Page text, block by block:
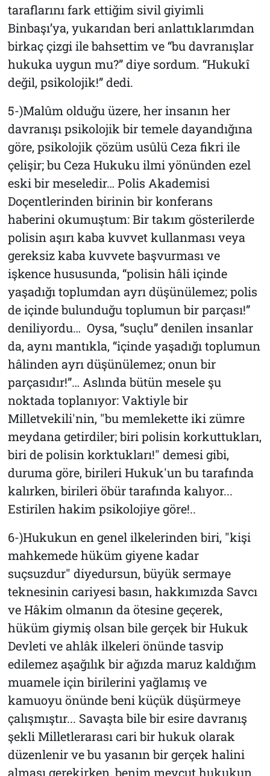
taraflarını fark ettiğim sivil giyimli
Binbaşı’ya, yukarıdan beri anlattıklarımdan
birkaç çizgi ile bahsettim ve “bu davranışlar
hukuka uygun mu?” diye sordum. “Hukukî
değil, psikolojik!” dedi.
5-)Malûm olduğu üzere, her insanın her
davranışı psikolojik bir temele dayandığına
göre, psikolojik çözüm usûlü Ceza fikri ile
çelişir; bu Ceza Hukuku ilmi yönünden ezel
eski bir meseledir… Polis Akademisi
Doçentlerinden birinin bir konferans
haberini okumuştum: Bir takım gösterilerde
polisin aşırı kaba kuvvet kullanması veya
gereksiz kaba kuvvete başvurması ve
işkence hususunda, “polisin hâli içinde
yaşadığı toplumdan ayrı düşünülemez; polis
de içinde bulunduğu toplumun bir parçası!”
deniliyordu… Oysa, “suçlu” denilen insanlar
da, aynı mantıkla, “içinde yaşadığı toplumun
hâlinden ayrı düşünülemez; onun bir
parçasıdır!”… Aslında bütün mesele şu
noktada toplanıyor: Vaktiyle bir
Milletvekili'nin, "bu memlekette iki zümre
meydana getirdiler; biri polisin korkuttukları,
biri de polisin korktukları!" demesi gibi,
duruma göre, birileri Hukuk'un bu tarafında
kalırken, birileri öbür tarafında kalıyor...
Estirilen hakim psikolojiye göre!..
6-)Hukukun en genel ilkelerinden biri, "kişi
mahkemede hüküm giyene kadar
suçsuzdur" diyedursun, büyük sermaye
teknesinin cariyesi basın, hakkımızda Savcı
ve Hâkim olmanın da ötesine geçerek,
hüküm giymiş olsan bile gerçek bir Hukuk
Devleti ve ahlâk ilkeleri önünde tasvip
edilemez aşağılık bir ağızda maruz kaldığım
muamele için birilerini yağlamış ve
kamuoyu önünde beni küçük düşürmeye
çalışmıştır... Savaşta bile bir esire davranış
şekli Milletlerarası cari bir hukuk olarak
düzenlenir ve bu yasanın bir gerçek halini
alması gerekirken, benim mevcut hukukun